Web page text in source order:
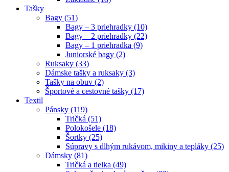
Tašky
Bagy (51)
Bagy – 3 priehradky (10)
Bagy – 2 priehradky (22)
Bagy – 1 priehradka (9)
Juniorské bagy (2)
Ruksaky (33)
Dámske tašky a ruksaky (3)
Tašky na obuv (2)
Športové a cestovné tašky (17)
Textil
Pánsky (119)
Tričká (51)
Polokošele (18)
Šortky (25)
Súpravy s dlhým rukávom, mikiny a tepláky (25)
Dámsky (81)
Tričká a tielka (49)